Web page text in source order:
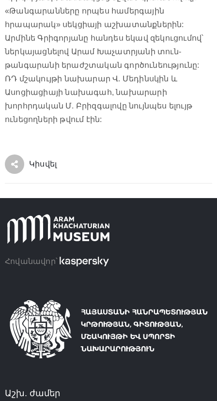
«Թանգարանները որպես համերգային
հրապարակ» սեկցիայի աշխատանքներին:
Արմինե Գրիգորյանը հանդես եկավ զեկուցումով՝
ներկայացնելով Արամ Խաչատրյանի տուն-
թանգարանի երաժշտական գործունեությունը:
ՌԴ մշակույթի նախարար Վ. Մեդինսկին և
Ասոցիացիայի նախագահ, նախարարի
խորհրդական Մ. Բրիզգալովը նույնպես ելույթ
ունեցողների թվում էին:
Կիսվել
Հովանավոր՝
Աշխ. ժամեր